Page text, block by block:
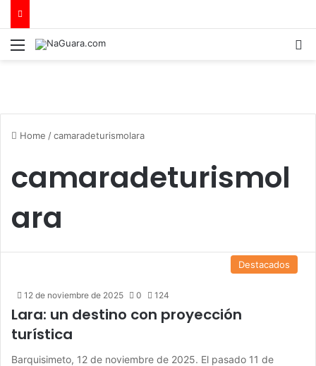
Menu
Home /camaradeturismolara
camaradeturismol
ara
Destacados
12 de noviembre de 2025 0 124
Lara: un destino con proyección
turística
Barquisimeto, 12 de noviembre de 2025. El pasado 11 de